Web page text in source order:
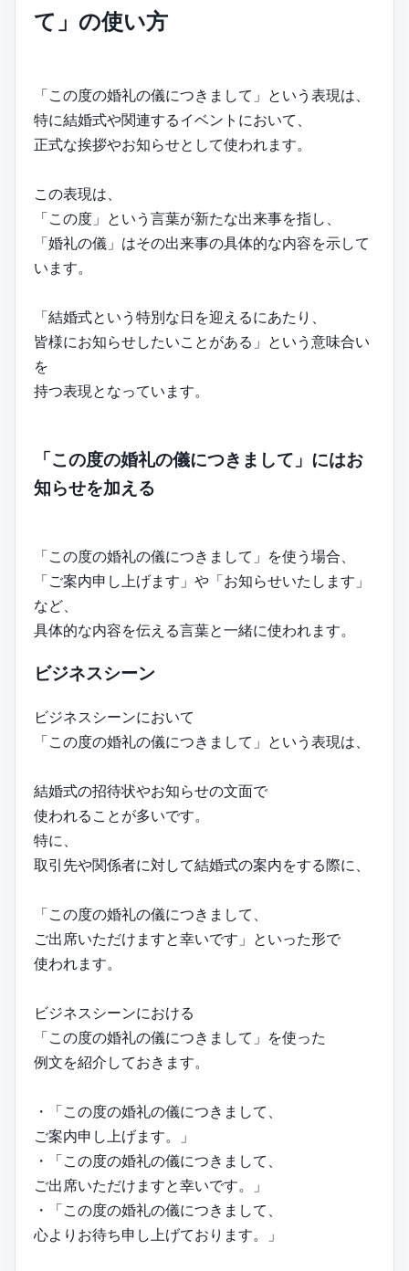
て」の使い方
「この度の婚礼の儀につきまして」という表現は、
特に結婚式や関連するイベントにおいて、
正式な挨拶やお知らせとして使われます。
この表現は、
「この度」という言葉が新たな出来事を指し、
「婚礼の儀」はその出来事の具体的な内容を示して
います。
「結婚式という特別な日を迎えるにあたり、
皆様にお知らせしたいことがある」という意味合い
を
持つ表現となっています。
「この度の婚礼の儀につきまして」にはお
知らせを加える
「この度の婚礼の儀につきまして」を使う場合、
「ご案内申し上げます」や「お知らせいたします」
など、
具体的な内容を伝える言葉と一緒に使われます。
ビジネスシーン
ビジネスシーンにおいて
「この度の婚礼の儀につきまして」という表現は、
結婚式の招待状やお知らせの文面で
使われることが多いです。
特に、
取引先や関係者に対して結婚式の案内をする際に、
「この度の婚礼の儀につきまして、
ご出席いただけますと幸いです」といった形で
使われます。
ビジネスシーンにおける
「この度の婚礼の儀につきまして」を使った
例文を紹介しておきます。
・「この度の婚礼の儀につきまして、
ご案内申し上げます。」
・「この度の婚礼の儀につきまして、
ご出席いただけますと幸いです。」
・「この度の婚礼の儀につきまして、
心よりお待ち申し上げております。」